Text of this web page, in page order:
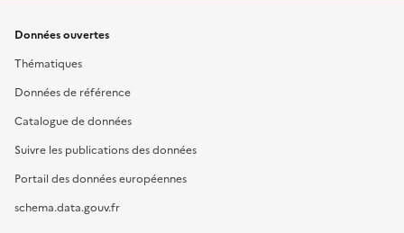
Données ouvertes
Thématiques
Données de référence
Catalogue de données
Suivre les publications des données
Portail des données européennes
schema.data.gouv.fr